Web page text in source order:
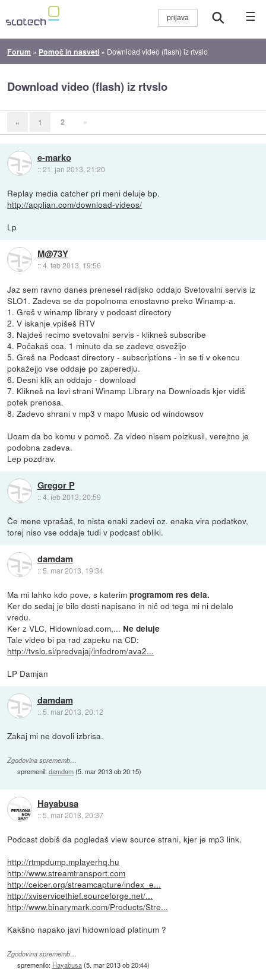
☰
Forum » Pomoč in nasveti » Download video (flash) iz rtvslo
Download video (flash) iz rtvslo
« 1 2 »
e-marko
::21. jan 2013, 21:20
Replay media catcher pri meni deluje bp.
http://applian.com/download-videos/
Lp
M@73Y
::4. feb 2013, 19:56
Jaz sem ravno danes prenesel radijsko oddajo Svetovalni servis iz
SLO1. Zadeva se da popolnoma enostavno preko Winamp-a.
1. Greš v winamp library v podcast directory
2. V iskanje vpišeš RTV
3. Najdeš recimo svetovalni servis - klikneš subscribe
4. Počakaš cca. 1 minuto da se zadeve osvežijo
5. Greš na Podcast directory - subscriptions - in se ti v okencu
pokažejjo vse oddaje po zaperedju.
6. Desni klik an oddajo - download
7. Klikneš na levi strani Winamp Library na Downloads kjer vidiš
potek prenosa.
8. Zadevo shrani v mp3 v mapo Music od windowsov
Uoam da bo komu v pomoč. Za video nisem poizkusil, verejtno je
podobna zadeva.
Lep pozdrav.
Gregor P
::4. feb 2013, 20:59
Če mene vprašaš, to nista enaki zadevi oz. enaka vira podatkov,
torej niso vse oddaje tudi v podcast obliki.
damdam
::5. mar 2013, 19:34
Ma mi lahko kdo pove, s katerimprogramom res dela.
Ker do sedaj je bilo dosti napisano in nič od tega mi ni delalo
vredu.
Ker z VLC, Hidownload.com,... Ne deluje
Tale video bi pa rad zapeku na CD:
http://tvslo.si/predvajaj/infodrom/ava2...
LP Damjan
damdam
:: 5. mar 2013, 20:12
Zakaj mi ne dovoli izbrisa.
Zgodovina sprememb…
spremenil:damdam(5. mar 2013 ob 20:15)
Hayabusa
::5. mar 2013, 20:37
Podcast dobiš da pogledaš view source strani, kjer je mp3 link.
http://rtmpdump.mplayerhq.hu
http://www.streamtransport.com
http://ceicer.org/streamcapture/index_e...
http://xviservicethief.sourceforge.net/...
http://www.binarymark.com/Products/Stre...
Kakšno napako javi hidownload platinum ?
Zgodovina sprememb…
spremenilo: Hayabusa(5. mar 2013 ob 20:44)